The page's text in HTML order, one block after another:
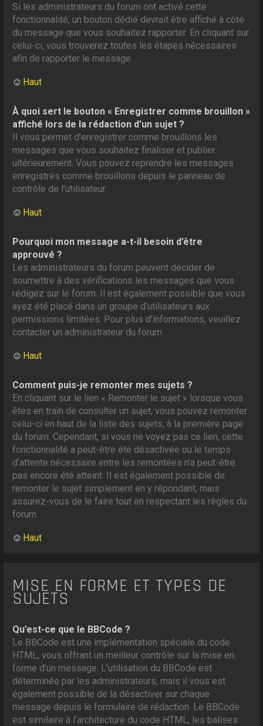
Si les administrateurs du forum ont activé cette
fonctionnalité, un bouton dédié devrait être affiché à côté
du message que vous souhaitez rapporter. En cliquant sur
celui-ci, vous trouverez toutes les étapes nécessaires
afin de rapporter le message.
Haut
À quoi sert le bouton « Enregistrer comme brouillon »
affiché lors de la rédaction d’un sujet ?
Il vous permet d’enregistrer comme brouillons les
messages que vous souhaitez finaliser et publier
ultérieurement. Vous pouvez reprendre les messages
enregistrés comme brouillons depuis le panneau de
contrôle de l’utilisateur.
Haut
Pourquoi mon message a-t-il besoin d’être
approuvé ?
Les administrateurs du forum peuvent décider de
soumettre à des vérifications les messages que vous
rédigez sur le forum. Il est également possible que vous
ayez été placé dans un groupe d’utilisateurs aux
permissions limitées. Pour plus d’informations, veuillez
contacter un administrateur du forum.
Haut
Comment puis-je remonter mes sujets ?
En cliquant sur le lien « Remonter le sujet » lorsque vous
êtes en train de consulter un sujet, vous pouvez remonter
celui-ci en haut de la liste des sujets, à la première page
du forum. Cependant, si vous ne voyez pas ce lien, cette
fonctionnalité a peut-être été désactivée ou le temps
d’attente nécessaire entre les remontées n’a peut-être
pas encore été atteint. Il est également possible de
remonter le sujet simplement en y répondant, mais
assurez-vous de le faire tout en respectant les règles du
forum.
Haut
MISE EN FORME ET TYPES DE
SUJETS
Qu’est-ce que le BBCode ?
Le BBCode est une implémentation spéciale du code
HTML, vous offrant un meilleur contrôle sur la mise en
forme d’un message. L’utilisation du BBCode est
déterminée par les administrateurs, mais il vous est
également possible de la désactiver sur chaque
message depuis le formulaire de rédaction. Le BBCode
est similaire à l’architecture du code HTML, les balises